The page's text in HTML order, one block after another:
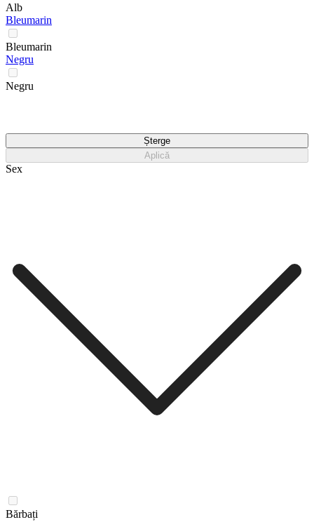
Alb
Bleumarin
Bleumarin
Negru
Negru
Șterge
Aplică
Sex
Bărbați